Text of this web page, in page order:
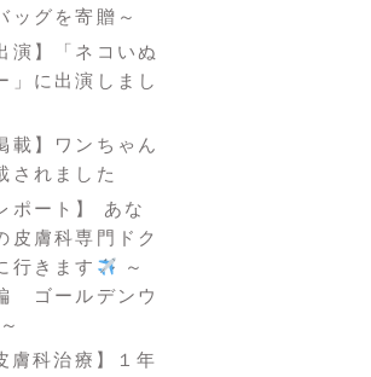
ッグを寄贈～
演】「ネコいぬ
」に出演しまし
載】ワンちゃん
されました
ポート】 あな
皮膚科専門ドク
行きます
～
ゴールデンウ
膚科治療】１年